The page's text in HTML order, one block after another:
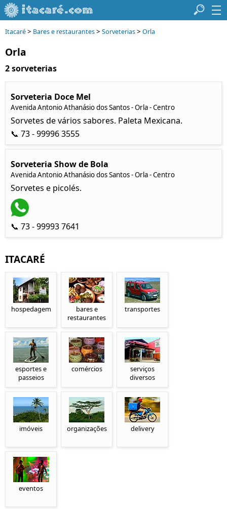
Itacaré> Bares e restaurantes> Sorveterias> Orla
Orla
2 sorveterias
Sorveteria Doce Mel
Avenida Antonio Athanásio dos Santos - Orla - Centro
Sorvetes de vários sabores. Paleta Mexicana.
📞 73 - 99996 3555
Sorveteria Show de Bola
Avenida Antonio Athanásio dos Santos - Orla - Centro
Sorvetes e picolés.
📞 73 - 99993 7641
ITACARÉ
hospedagem
bares e
restaurantes
transportes
esportes e
passeios
comércios
serviços
diversos
imóveis organizações delivery
eventos